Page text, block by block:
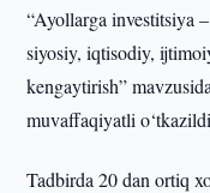
“Ayollarga investitsiya
siyosiy, iqtisodiy,
kengaytirish”
muvaffaqiyatli
Tadbirda 20 dan ortiq